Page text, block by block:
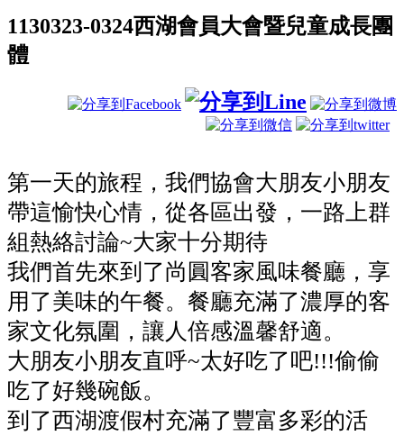
1130323-0324西湖會員大會暨兒童成長團
體
第一天的旅程，我們協會大朋友小朋友
帶這愉快心情，從各區出發，一路上群
組熱絡討論~大家十分期待
我們首先來到了尚圓客家風味餐廳，享
用了美味的午餐。餐廳充滿了濃厚的客
家文化氛圍，讓人倍感溫馨舒適。
大朋友小朋友直呼~太好吃了吧!!!偷偷
吃了好幾碗飯。
到了西湖渡假村充滿了豐富多彩的活